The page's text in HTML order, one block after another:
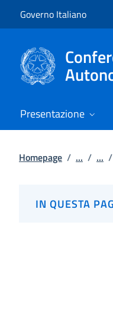
Governo Italiano
Presentazione
Homepage / ... / ... /
IN QUESTA